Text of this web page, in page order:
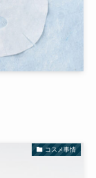
コスメ事情